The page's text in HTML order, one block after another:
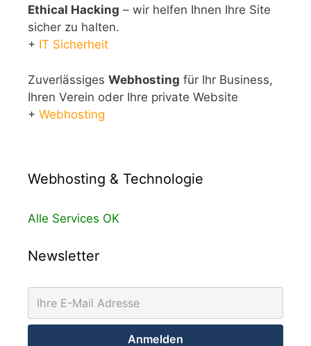
Ethical Hacking – wir helfen Ihnen Ihre Site
sicher zu halten.
+ IT Sicherheit
Zuverlässiges Webhosting für Ihr Business,
Ihren Verein oder Ihre private Website
+ Webhosting
Webhosting & Technologie
Alle Services OK
Newsletter